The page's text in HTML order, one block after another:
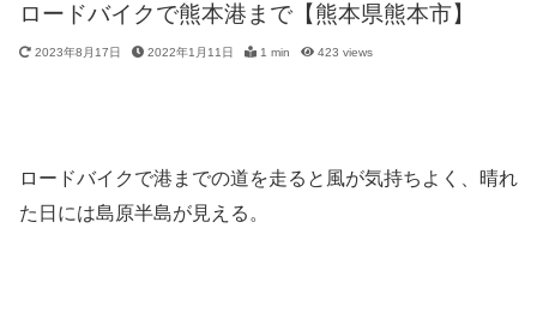
ロードバイクで熊本港まで【熊本県熊本市】
2023年8月17日 2022年1月11日 1 min 423 views
ロードバイクで港までの道を走ると風が気持ちよく、晴れ
た日には島原半島が見える。